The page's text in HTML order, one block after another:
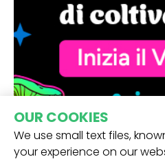
OUR COOKIES
We use small text files,
your experience on our